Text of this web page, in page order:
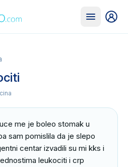
me je boleo stomak u
sam pomislila da je slepo
centar izvadili su mi kks i
leukociti i crp